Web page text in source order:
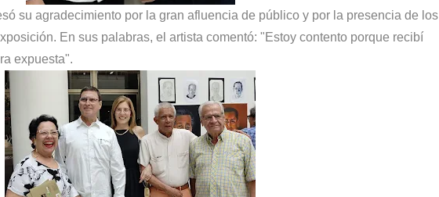
su agradecimiento por la gran afluencia de público y por la presencia de los
En sus palabras, el artista comentó: "Estoy contento porque recibí
expuesta".